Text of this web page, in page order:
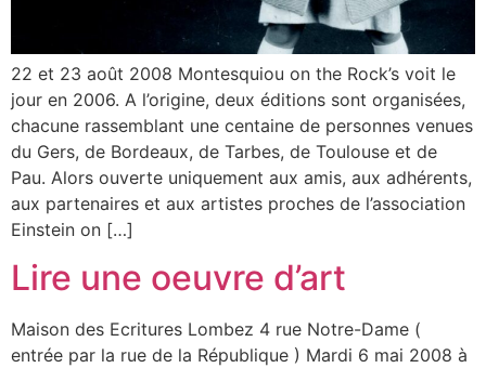
22 et 23 août 2008 Montesquiou on the Rock’s voit le
jour en 2006. A l’origine, deux éditions sont organisées,
chacune rassemblant une centaine de personnes venues
du Gers, de Bordeaux, de Tarbes, de Toulouse et de
Pau. Alors ouverte uniquement aux amis, aux adhérents,
aux partenaires et aux artistes proches de l’association
Einstein on […]
Lire une oeuvre d’art
Maison des Ecritures Lombez 4 rue Notre-Dame (
entrée par la rue de la République ) Mardi 6 mai 2008 à